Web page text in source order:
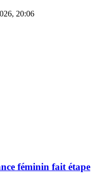
20:06
féminin fait étape